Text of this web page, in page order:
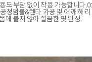
도 부담 없이 착용 가능합니다
정덤블&텐타 가공 및 어깨 해
에 붙지 않아 깔끔한 핏 완성.